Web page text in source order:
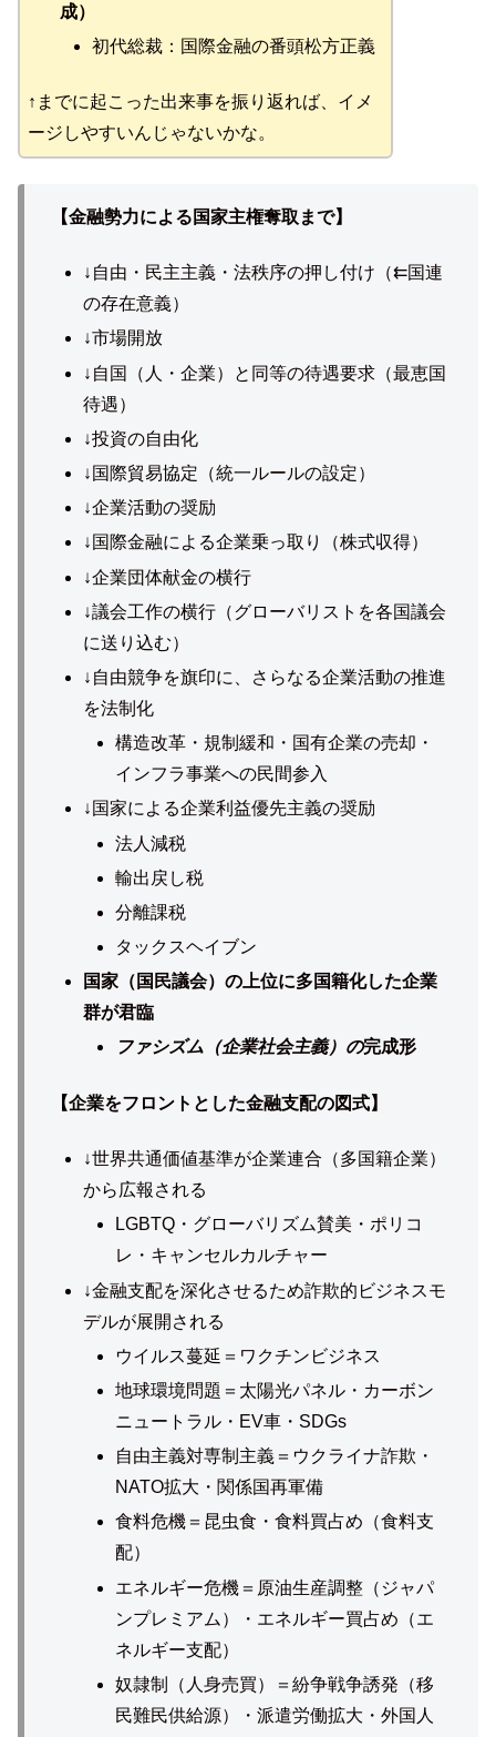
成）
初代総裁：国際金融の番頭松方正義
↑までに起こった出来事を振り返れば、イメ
ージしやすいんじゃないかな。
【金融勢力による国家主権奪取まで】
↓自由・民主主義・法秩序の押し付け（⇇国連
の存在意義）
↓市場開放
↓自国（人・企業）と同等の待遇要求（最恵国
待遇）
↓投資の自由化
↓国際貿易協定（統一ルールの設定）
↓企業活動の奨励
↓国際金融による企業乗っ取り（株式収得）
↓企業団体献金の横行
↓議会工作の横行（グローバリストを各国議会
に送り込む）
↓自由競争を旗印に、さらなる企業活動の推進
を法制化
構造改革・規制緩和・国有企業の売却・
インフラ事業への民間参入
↓国家による企業利益優先主義の奨励
法人減税
輸出戻し税
分離課税
タックスヘイブン
国家（国民議会）の上位に多国籍化した企業
群が君臨
ファシズム（企業社会主義）の完成形
【企業をフロントとした金融支配の図式】
↓世界共通価値基準が企業連合（多国籍企業）
から広報される
LGBTQ・グローバリズム賛美・ポリコ
レ・キャンセルカルチャー
↓金融支配を深化させるため詐欺的ビジネスモ
デルが展開される
ウイルス蔓延＝ワクチンビジネス
地球環境問題＝太陽光パネル・カーボン
ニュートラル・EV車・SDGs
自由主義対専制主義＝ウクライナ詐欺・
NATO拡大・関係国再軍備
食料危機＝昆虫食・食料買占め（食料支
配）
エネルギー危機＝原油生産調整（ジャパ
ンプレミアム）・エネルギー買占め（エ
ネルギー支配）
奴隷制（人身売買）＝紛争戦争誘発（移
民難民供給源）・派遣労働拡大・外国人